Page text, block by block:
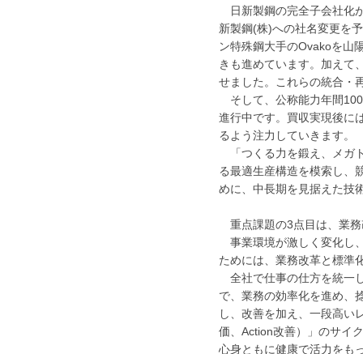
日新製鋼の完全子会社化
新製鋼(株)への社名変更を
ン特殊鋼大手のOvakoを山
きも進めています。加えて
せました。これらの統合・
そして、公称能力年間
進行中です。買収実現後に
るよう注力していきます。
「つくる力を鍛え、メガ
る最適生産構造を模索し、
めに、中長期を見据えた技
重点課題の3点目は、業
事業環境が激しく変化し
ためには、業務改革と標準
全社で仕事の仕方を統一
で、業務の効率化を進め、
し、改善を加え、一段高い
価、Action改善）」のサイ
心身ともに健康で活力をも